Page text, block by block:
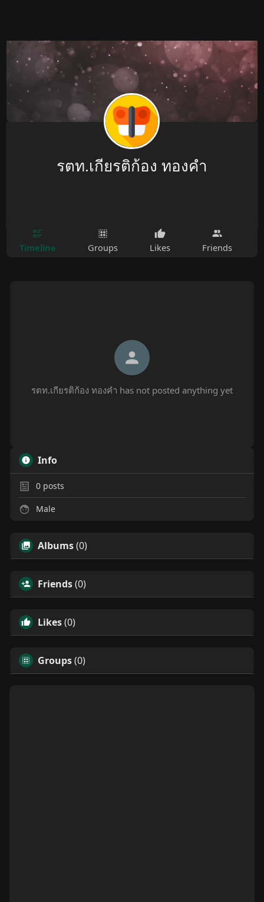
รตท.เกียรติก้อง ทองคำ
Timeline Groups Likes Friends
รตท.เกียรติก้อง ทองคำ has not posted anything yet
Info
0posts
Male
Albums(0)
Friends(0)
Likes(0)
Groups(0)